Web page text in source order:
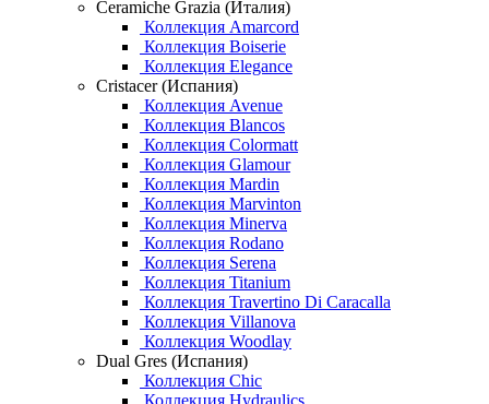
Ceramiche Grazia (Италия)
Коллекция Amarcord
Коллекция Boiserie
Коллекция Elegance
Cristacer (Испания)
Коллекция Avenue
Коллекция Blancos
Коллекция Colormatt
Коллекция Glamour
Коллекция Mardin
Коллекция Marvinton
Коллекция Minerva
Коллекция Rodano
Коллекция Serena
Коллекция Titanium
Коллекция Travertino Di Caracalla
Коллекция Villanova
Коллекция Woodlay
Dual Gres (Испания)
Коллекция Chic
Коллекция Hydraulics